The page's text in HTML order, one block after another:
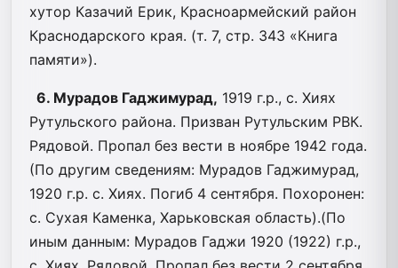
хутор Казачий Ерик, Красноармейский район
Краснодарского края. (т. 7, стр. 343 «Книга
памяти»).
6. Мурадов Гаджимурад, 1919 г.р., с. Хиях
Рутульского района. Призван Рутульским РВК.
Рядовой. Пропал без вести в ноябре 1942 года.
(По другим сведениям: Мурадов Гаджимурад,
1920 г.р. с. Хиях. Погиб 4 сентября. Похоронен:
с. Сухая Каменка, Харьковская область).(По
иным данным: Мурадов Гаджи 1920 (1922) г.р.,